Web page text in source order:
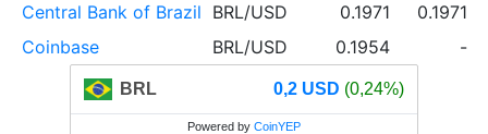
Central Bank of Brazil BRL/USD 0.1971
0.1971
Coinbase
BRL/USD 0.1954 -
BRL 0,2 USD (0,24%)
Powered by CoinYEP